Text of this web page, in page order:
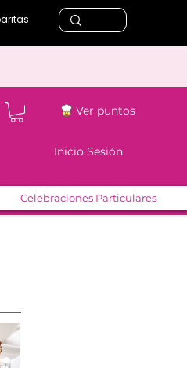
Ver puntos
Inicio Sesión
Celebraciones Particulares